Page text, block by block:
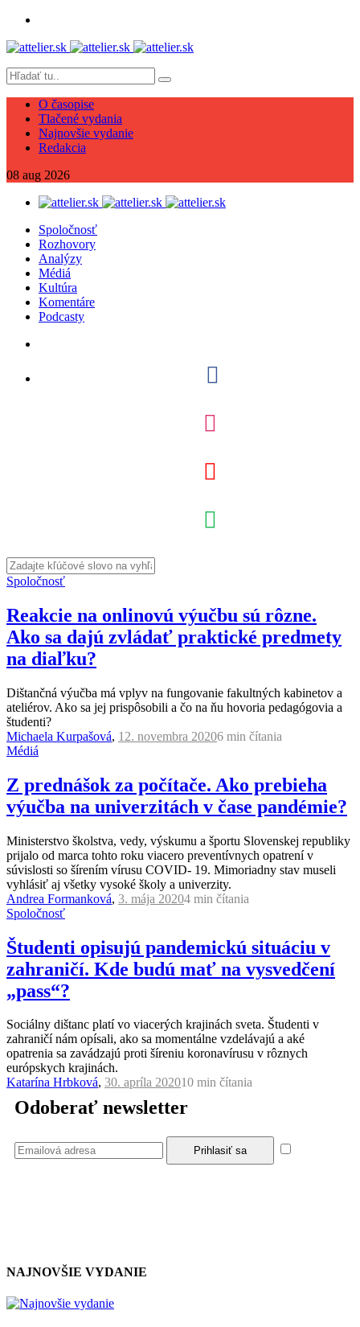
O časopise
Tlačené vydania
Najnovšie vydanie
Redakcia
08 aug 2026
Spoločnosť
Rozhovory
Analýzy
Médiá
Kultúra
Komentáre
Podcasty
Spoločnosť
Reakcie na onlinovú výučbu sú rôzne.
Ako sa dajú zvládať praktické predmety
na diaľku?
Dištančná výučba má vplyv na fungovanie fakultných kabinetov a
ateliérov. Ako sa jej prispôsobili a čo na ňu hovoria pedagógovia a
študenti?
Michaela Kurpašová, 12. novembra 20206 min čítania
Médiá
Z prednášok za počítače. Ako prebieha
výučba na univerzitách v čase pandémie?
Ministerstvo školstva, vedy, výskumu a športu Slovenskej republiky
prijalo od marca tohto roku viacero preventívnych opatrení v
súvislosti so šírením vírusu COVID- 19. Mimoriadny stav museli
vyhlásiť aj všetky vysoké školy a univerzity.
Andrea Formanková, 3. mája 20204 min čítania
Spoločnosť
Študenti opisujú pandemickú situáciu v
zahraničí. Kde budú mať na vysvedčení
„pass“?
Sociálny dištanc platí vo viacerých krajinách sveta. Študenti v
zahraničí nám opísali, ako sa momentálne vzdelávajú a aké
opatrenia sa zavádzajú proti šíreniu koronavírusu v rôznych
európskych krajinách.
Katarína Hrbková, 30. apríla 202010 min čítania
Odoberať newsletter
NAJNOVŠIE VYDANIE